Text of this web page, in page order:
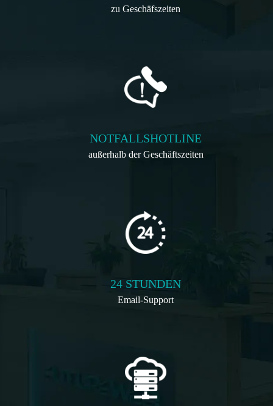
zu Geschäfszeiten
NOTFALLSHOTLINE
außerhalb der Geschäftszeiten
24 STUNDEN
Email-Support